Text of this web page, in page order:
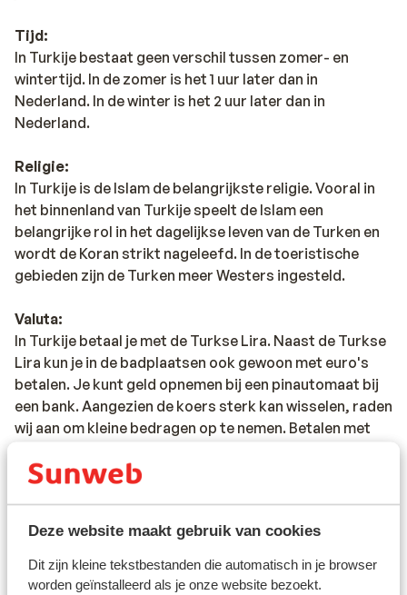
Deze website maakt gebruik van cookies
Dit zijn kleine tekstbestanden die automatisch in je browser
worden geïnstalleerd als je onze website bezoekt.
Tijd:
In Turkije bestaat geen verschil tussen zomer- en
wintertijd. In de zomer is het 1 uur later dan in
Nederland. In de winter is het 2 uur later dan in
Nederland.
Religie:
In Turkije is de Islam de belangrijkste religie. Vooral in
het binnenland van Turkije speelt de Islam een
belangrijke rol in het dagelijkse leven van de Turken en
wordt de Koran strikt nageleefd. In de toeristische
gebieden zijn de Turken meer Westers ingesteld.
Valuta:
In Turkije betaal je met de Turkse Lira. Naast de Turkse
Lira kun je in de badplaatsen ook gewoon met euro's
betalen. Je kunt geld opnemen bij een pinautomaat bij
een bank. Aangezien de koers sterk kan wisselen, raden
wij aan om kleine bedragen op te nemen. Betalen met
winkels mogelijk. Vraag dit altijd even na, zodat u niet
kunnen brengen. In Turkije wordt er naast de reguliere
kosten van jouw bank ook een percentage (ca. 5%)
berekend door de Turkse bank, als je bij een